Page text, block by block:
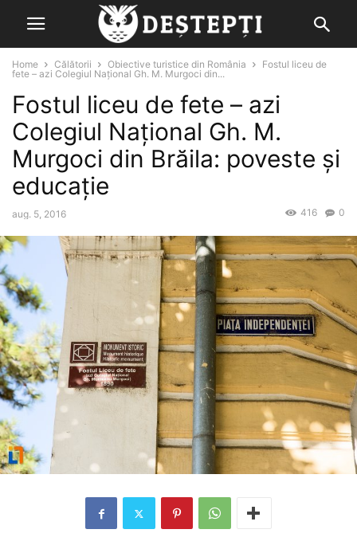
Home Călătorii Obiective turistice din România
Fostul liceu de
fete – azi Colegiul Național Gh. M. Murgoci din...
Fostul liceu de fete – azi
Colegiul Național Gh. M.
Murgoci din Brăila: poveste și
educație
aug. 5, 2016 0
416